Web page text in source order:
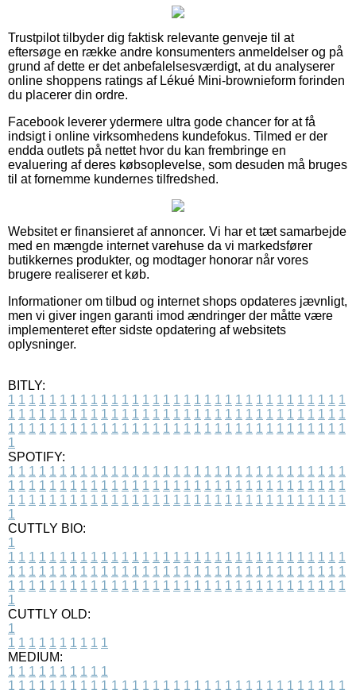
Trustpilot tilbyder dig faktisk relevante genveje til at
eftersøge en række andre konsumenters anmeldelser og på
grund af dette er det anbefalelsesværdigt, at du analyserer
online shoppens ratings af Lékué Mini-brownieform forinden
du placerer din ordre.
Facebook leverer ydermere ultra gode chancer for at få
indsigt i online virksomhedens kundefokus. Tilmed er der
endda outlets på nettet hvor du kan frembringe en
evaluering af deres købsoplevelse, som desuden må bruges
til at fornemme kundernes tilfredshed.
Websitet er finansieret af annoncer. Vi har et tæt samarbejde
med en mængde internet varehuse da vi markedsfører
butikkernes produkter, og modtager honorar når vores
brugere realiserer et køb.
Informationer om tilbud og internet shops opdateres jævnligt,
men vi giver ingen garanti imod ændringer der måtte være
implementeret efter sidste opdatering af websitets
oplysninger.
BITLY:
1 1 1 1 1 1 1 1 1 1 1 1 1 1 1 1 1 1 1 1 1 1 1 1 1 1 1 1 1 1 1 1 1
1 1 1 1 1 1 1 1 1 1 1 1 1 1 1 1 1 1 1 1 1 1 1 1 1 1 1 1 1 1 1 1 1
1 1 1 1 1 1 1 1 1 1 1 1 1 1 1 1 1 1 1 1 1 1 1 1 1 1 1 1 1 1 1 1 1
1
SPOTIFY:
1 1 1 1 1 1 1 1 1 1 1 1 1 1 1 1 1 1 1 1 1 1 1 1 1 1 1 1 1 1 1 1 1
1 1 1 1 1 1 1 1 1 1 1 1 1 1 1 1 1 1 1 1 1 1 1 1 1 1 1 1 1 1 1 1 1
1 1 1 1 1 1 1 1 1 1 1 1 1 1 1 1 1 1 1 1 1 1 1 1 1 1 1 1 1 1 1 1 1
1
CUTTLY BIO:
1
1 1 1 1 1 1 1 1 1 1 1 1 1 1 1 1 1 1 1 1 1 1 1 1 1 1 1 1 1 1 1 1 1
1 1 1 1 1 1 1 1 1 1 1 1 1 1 1 1 1 1 1 1 1 1 1 1 1 1 1 1 1 1 1 1 1
1 1 1 1 1 1 1 1 1 1 1 1 1 1 1 1 1 1 1 1 1 1 1 1 1 1 1 1 1 1 1 1 1
1
CUTTLY OLD:
1
1 1 1 1 1 1 1 1 1 1
MEDIUM:
1 1 1 1 1 1 1 1 1 1
1 1 1 1 1 1 1 1 1 1 1 1 1 1 1 1 1 1 1 1 1 1 1 1 1 1 1 1 1 1 1 1 1